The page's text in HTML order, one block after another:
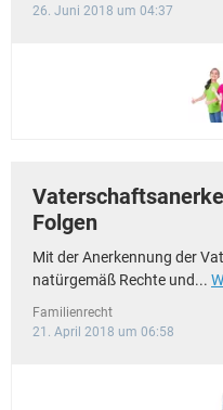
26. Juni 2018 um 04:37
Folgen
Mit der Anerkennung der
natürgemäß Rechte und...
Familienrecht
21. April 2018 um 06:58